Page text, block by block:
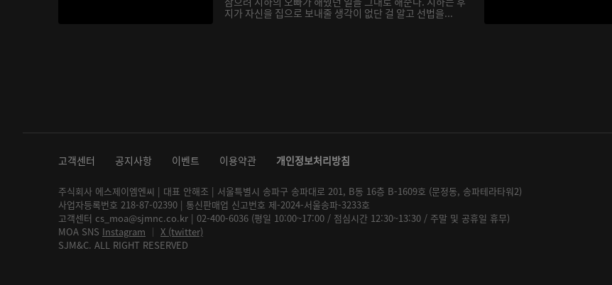
지가 자신을 집으로 보내줄 생각이 없단 걸 알고 선법을...
고객센터 공지사항 이벤트 이용약관 개인정보처리방침
주식회사 에스제이엠엔씨 | 대표 안해조 | 서울특별시 송파구 송파대로 201, B동 16층 B-1609호 (문정동, 송파테라타워2)
사업자등록번호 218-87-02390 | 통신판매업 신고번호 제-2024-서울송파-3233호
고객센터 cs_moa@sjmnc.co.kr | 02-400-6036 (평일 10:00~17:00 / 점심시간 12:30~13:30 / 주말 및 공휴일 휴무)
MOA SNS Instagram │ X (twitter)
SJM&C. ALL RIGHT RESERVED